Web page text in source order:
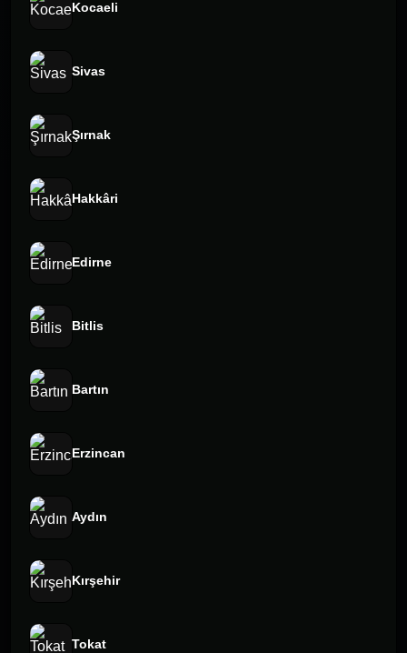
Kocaeli
Sivas
Şırnak
Hakkâri
Edirne
Bitlis
Bartın
Erzincan
Aydın
Kırşehir
Tokat